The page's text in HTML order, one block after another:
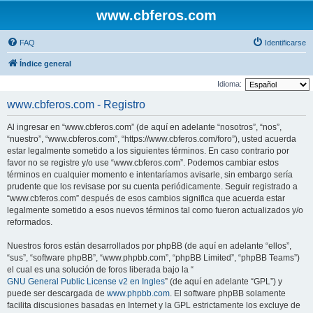
www.cbferos.com
FAQ Identificarse
Índice general
Idioma:
www.cbferos.com - Registro
Al ingresar en “www.cbferos.com” (de aquí en adelante “nosotros”, “nos”,
“nuestro”, “www.cbferos.com”, “https://www.cbferos.com/foro”), usted acuerda
estar legalmente sometido a los siguientes términos. En caso contrario por
favor no se registre y/o use “www.cbferos.com”. Podemos cambiar estos
términos en cualquier momento e intentaríamos avisarle, sin embargo sería
prudente que los revisase por su cuenta periódicamente. Seguir registrado a
“www.cbferos.com” después de esos cambios significa que acuerda estar
legalmente sometido a esos nuevos términos tal como fueron actualizados y/o
reformados.
Nuestros foros están desarrollados por phpBB (de aquí en adelante “ellos”,
“sus”, “software phpBB”, “www.phpbb.com”, “phpBB Limited”, “phpBB Teams”)
el cual es una solución de foros liberada bajo la “
GNU General Public License v2 en Ingles” (de aquí en adelante “GPL”) y
puede ser descargada de www.phpbb.com. El software phpBB solamente
facilita discusiones basadas en Internet y la GPL estrictamente los excluye de